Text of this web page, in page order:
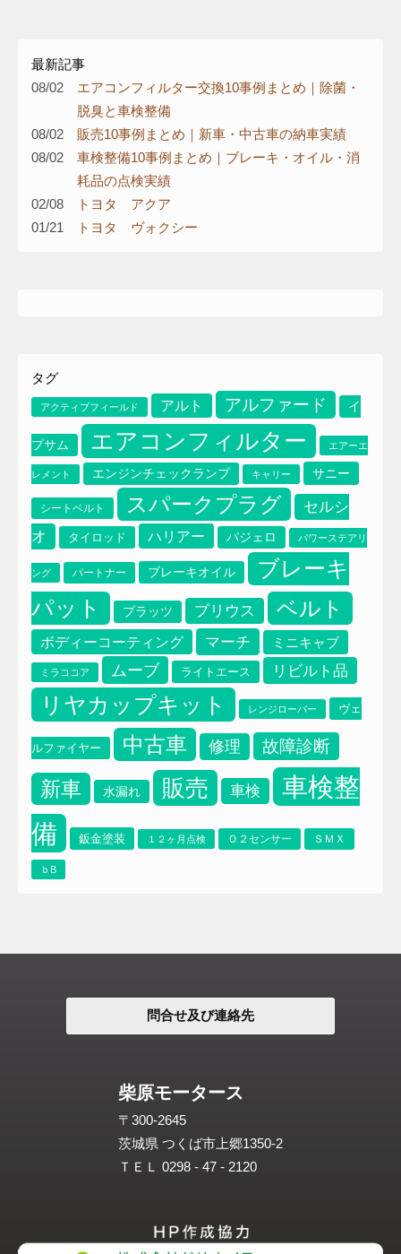
最新記事
08/02
エアコンフィルター交換10事例まとめ｜除菌・
脱臭と車検整備
08/02
販売10事例まとめ｜新車・中古車の納車実績
08/02
車検整備10事例まとめ｜ブレーキ・オイル・消
耗品の点検実績
02/08
トヨタ アクア
01/21
トヨタ ヴォクシー
タグ
アクティブフィールド アルト アルファード イ
プサム エアコンフィルター エアーエ
レメント エンジンチェックランプ キャリー サニー
シートベルト スパークプラグ
セルシ
オ
タイロッド ハリアー パジェロ パワーステアリ
ング パートナー ブレーキオイル
ブレーキ
パット
プラッツ プリウス ベルト
ボディーコーティング マーチ ミニキャブ
ミラココア ムーブ ライトエース リビルト品
リヤカップキット レンジローバー ヴェ
ルファイヤー 中古車 修理 故障診断
新車 水漏れ 販売 車検
車検整
備
鈑金塗装 １２ヶ月点検 Ｏ２センサー ＳＭＸ
ｂB
問合せ及び連絡先
柴原モータース
〒300-2645
茨城県 つくば市上郷1350-2
ＴＥＬ 0298 - 47 - 2120